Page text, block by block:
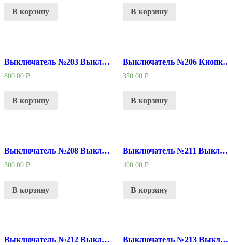
В корзину В корзину
Выключатель №203 Выключатель подходит для шуруповерта Китай
800.00 ₽
В корзину
Выключатель №206
350.00 ₽
В корзину
Выключатель №208 Выключатель универсальный под разную клавишу
300.00 ₽
В корзину
Выключатель №211 Выключатель УШМ Китай
400.00 ₽
В корзину
Выключатель №212 Выключатель УШМ Китай Выключатель №213 Выключатель рубанок Китай